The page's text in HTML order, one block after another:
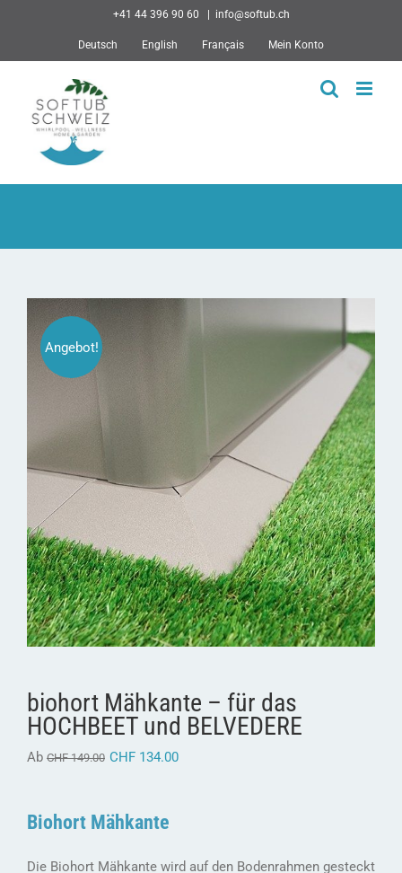
+41 44 396 90 60 info@softub.ch
Deutsch English Français Mein Konto
Angebot!
biohort Mähkante – für das
HOCHBEET und BELVEDERE
Ab CHF149.00 CHF 134.00
Biohort Mähkante
Die Biohort Mähkante wird auf den Bodenrahmen gesteckt